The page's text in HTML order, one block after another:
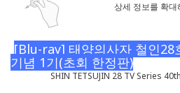
상세 정보를 확대
[Blu-ray] 태양의사자 철인28
기념 1기(초회 한정판)
SHIN TETSUJIN 28 TV Series 40th